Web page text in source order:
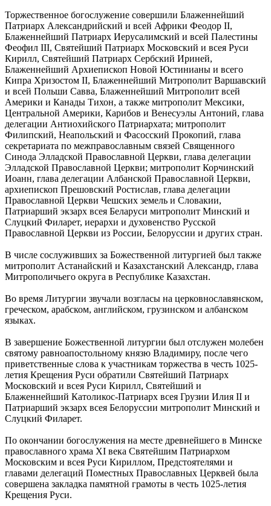
Торжественное богослужение совершили Блаженнейший
Патриарх Александрийский и всей Африки Феодор II,
Блаженнейший Патриарх Иерусалимский и всей Палестины
Феофил III, Святейший Патриарх Московский и всея Руси
Кирилл, Святейший Патриарх Сербский Ириней,
Блаженнейший Архиепископ Новой Юстинианы и всего
Кипра Хризостом II, Блаженнейший Митрополит Варшавский
и всей Польши Савва, Блаженнейший Митрополит всей
Америки и Канады Тихон, а также митрополит Мексики,
Центральной Америки, Карибов и Венесуэлы Антоний, глава
делегации Антиохийского Патриархата; митрополит
Филипский, Неапольский и Фасосский Прокопий, глава
секретариата по межправославным связей Священного
Синода Элладской Православной Церкви, глава делегации
Элладской Православной Церкви; митрополит Корчинский
Иоанн, глава делегации Албанской Православной Церкви,
архиепископ Прешовский Ростислав, глава делегации
Православной Церкви Чешских земель и Словакии,
Патриарший экзарх всея Беларуси митрополит Минский и
Слуцкий Филарет, иерархи и духовенство Русской
Православной Церкви из России, Белоруссии и других стран.
В числе сослуживших за Божественной литургией был также
митрополит Астанайский и Казахстанский Александр, глава
Митрополичьего округа в Республике Казахстан.
Во время Литургии звучали возгласы на церковнославянском,
греческом, арабском, английском, грузинском и албанском
языках.
В завершение Божественной литургии был отслужен молебен
святому равноапостольному князю Владимиру, после чего
приветственные слова к участникам торжества в честь 1025-
летия Крещения Руси обратили Святейший Патриарх
Московский и всея Руси Кирилл, Святейший и
Блаженнейший Католикос-Патриарх всея Грузии Илия II и
Патриарший экзарх всея Белоруссии митрополит Минский и
Слуцкий Филарет.
По окончании богослужения на месте древнейшего в Минске
православного храма XI века Святейшим Патриархом
Московским и всея Руси Кириллом, Предстоятелями и
главами делегаций Поместных Православных Церквей была
совершена закладка памятной грамоты в честь 1025-летия
Крещения Руси.